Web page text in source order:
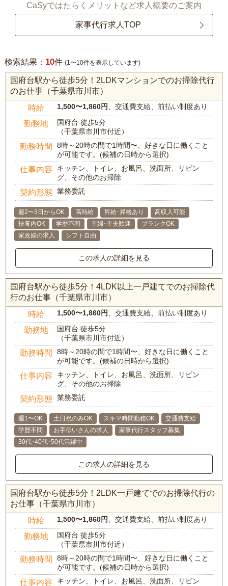
CaSyではたらくメリットなど求人概要のご案内
家事代行求人TOP
検索結果： 10件 (1〜10件を表示しています)
国府台駅から徒歩5分！2LDKマンションでのお掃除代行
のお仕事（千葉県市川市）
時給 1,500〜1,860円 、交通費支給、前払い制度あり
勤務地
国府台 徒歩5分
（千葉県市川市付近）
勤務時間
8時～20時の間で1時間〜、好きな日に働くこと
が可能です。(候補の日時から選択)
仕事内容
キッチン、トイレ、お風呂、洗面所、リビン
グ、その他のお掃除
契約形態 業務委託
週2〜3日からOK 高時給 昇給･昇格あり
高収入可能
扶養内OK
学歴不問 主婦･主夫歓迎
ブランクOK
家政婦の求人
シフト自由
この求人の詳細を見る
国府台駅から徒歩5分！4LDK以上一戸建てでのお掃除代
行のお仕事（千葉県市川市）
時給 1,500〜1,860円 、交通費支給、前払い制度あり
勤務地
国府台 徒歩5分
（千葉県市川市付近）
勤務時間
8時～20時の間で1時間〜、好きな日に働くこと
が可能です。(候補の日時から選択)
仕事内容
キッチン、トイレ、お風呂、洗面所、リビン
グ、その他のお掃除
契約形態 業務委託
週1〜OK 土日祝のみOK スキマ時間勤務OK
交通費支給
学歴不問
お手伝いさんの求人
家事代行スタッフ募集
30代･40代･50代活躍中
この求人の詳細を見る
国府台駅から徒歩5分！2LDK一戸建てでのお掃除代行の
お仕事（千葉県市川市）
時給 1,500〜1,860円 、交通費支給、前払い制度あり
勤務地
国府台 徒歩5分
（千葉県市川市付近）
勤務時間
8時～20時の間で1時間〜、好きな日に働くこと
が可能です。(候補の日時から選択)
仕事内容
キッチン、トイレ、お風呂、洗面所、リビン